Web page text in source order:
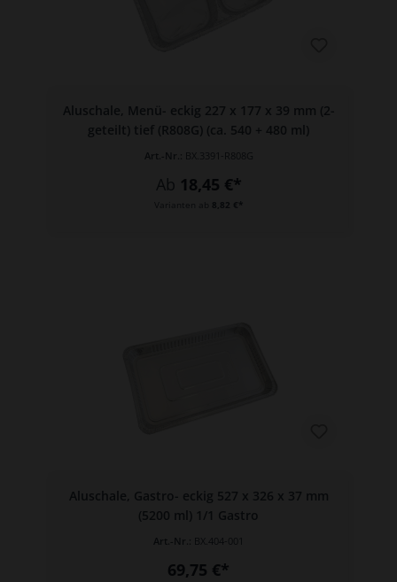
Aluschale, Menü- eckig 227 x 177 x 39 mm (2-
geteilt) tief (R808G) (ca. 540 + 480 ml)
Art.-Nr.: BX.3391-R808G
Ab 18,45 €*
8,82 €*
Aluschale, Gastro- eckig 527 x 326 x 37 mm
(5200 ml) 1/1 Gastro
Art.-Nr.: BX.404-001
69,75 €*